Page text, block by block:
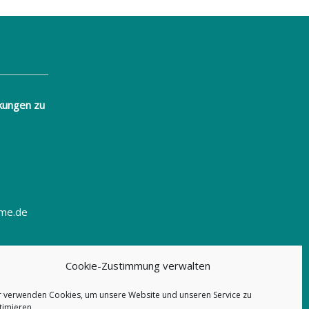
Cookie-Zustimmung verwalten
verwenden Cookies, um unsere Website und unseren Service zu
zu